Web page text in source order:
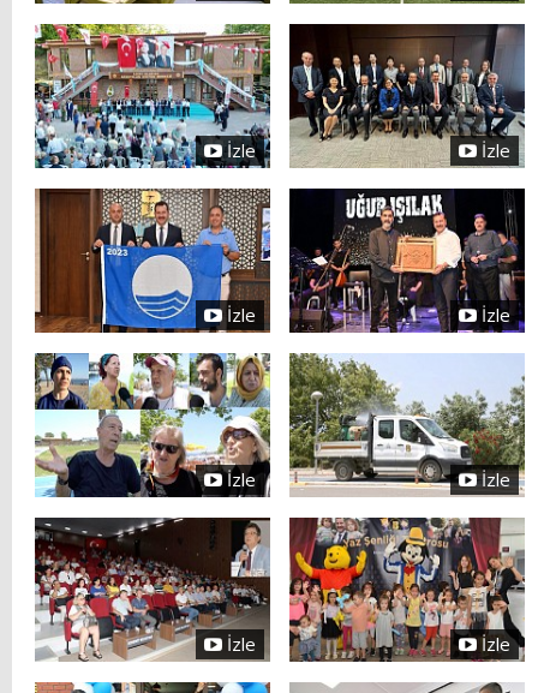
İzle İzle
İzle İzle
İzle İzle
İzle İzle